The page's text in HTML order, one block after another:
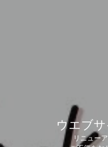
ウエブ
リニュー